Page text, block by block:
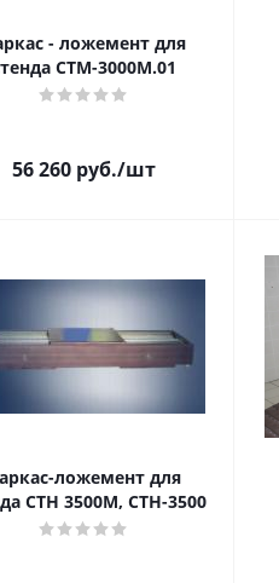
- ложемент для
СТМ-3000М.01
56 260 руб./шт
ложемент для
СТН 3500М, СТН-3500